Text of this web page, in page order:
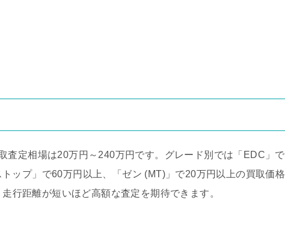
査定相場は20万円～240万円です。グレード別では「EDC」で
ップ」で60万円以上、「ゼン (MT)」で20万円以上の買取価格
行距離が短いほど高額な査定を期待できます。